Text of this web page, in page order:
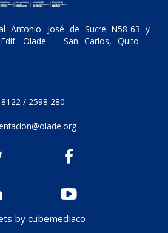
Antonio José de Sucre N58-63 y
Edif. Olade – San Carlos, Quito –
/ 2598 280
by cubemediaco